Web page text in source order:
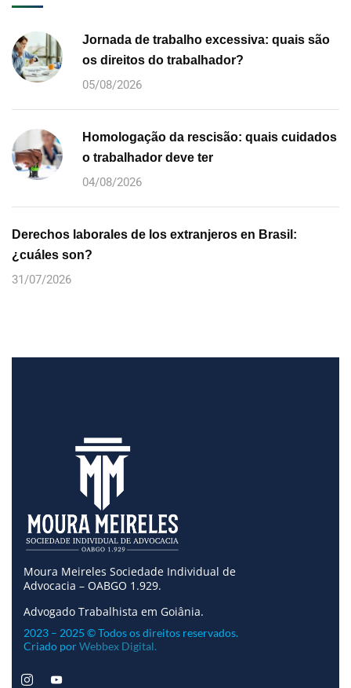
Jornada de trabalho excessiva: quais são
os direitos do trabalhador?
05/08/2026
Homologação da rescisão: quais cuidados
o trabalhador deve ter
04/08/2026
Derechos laborales de los extranjeros en Brasil:
¿cuáles son?
31/07/2026
Moura Meireles Sociedade Individual de
Advocacia – OABGO 1.929.
Advogado Trabalhista em Goiânia.
2023 – 2025 © Todos os direitos reservados.
Criado porWebbex Digital.